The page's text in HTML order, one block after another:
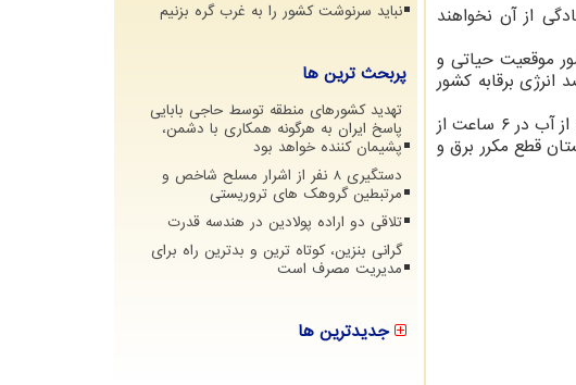
از آن نخواهند
آب های تنظیم شده کشور موقعیت حیاتی و
کشور دارد، حجم آب مخازن سد های حوزه انتخابیه ۸ میلیارد مترمکعب است و ۴۵ درصد انرژی برقابه کشور
این عضو کمیسیون انرژی مجلس بیان کرد: اما در تابستان سال قبل طبق روند تاسف بار سالهای اخیر برخورداری از آب در ۶ ساعت از
اینجانب بین ۶۰ تا ۸۰ درصد بود، در گرمای بالای ۴۰ درجه تابستان قطع مکرر برق و
نباید سرنوشت کشور را به غرب گره بزنیم
پربحث ترین ها
تهدید کشورهای منطقه توسط حاجی بابایی
پاسخ ایران به هرگونه همکاری با دشمن،
پشیمان کننده خواهد بود
دستگیری 8 نفر از اشرار مسلح شاخص و
مرتبطین گروهک های تروریستی
تلاقی دو اراده پولادین در هندسه قدرت
گرانی بنزین، کوتاه ترین و بدترین راه برای
مدیریت مصرف است
جدیدترین ها